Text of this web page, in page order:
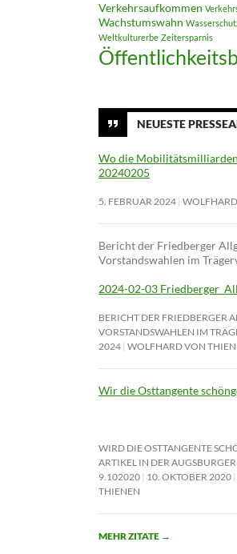
Verkehrsaufkommen
Wachstumswahn
Weltkulturerbe Zeitersparnis
NEUESTE
Wo die
20240205
5. FEBRUAR 2024
Bericht der Friedberger
Vorstandswahlen im
2024-02-03
BERICHT DER FRIEDBERGER
VORSTANDSWAHLEN IM
2024 WOLFHARD VON
Wir die Osttangente
WIRD DIE OSTTANGENTE
ARTIKEL IN DER
9.102020 10. OKTOBER 2020
THIENEN
MEHR ZITATE →